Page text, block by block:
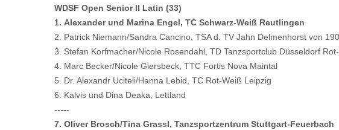
WDSF Open Senior II Latin (33)
1. Alexander und Marina Engel, TC Schwarz-Weiß Reutlingen
2. Patrick Niemann/Sandra Cancino, TSA d. TV Jahn Delmenhorst von
3. Stefan Korfmacher/Nicole Rosendahl, TD Tanzsportclub Düsseldorf
4. Marc Becker/Nicole Giersbeck, TTC Fortis Nova Maintal
5. Dr. Alexandr Uciteli/Hanna Lebid, TC Rot-Weiß Leipzig
6. Kalvis und Dina Deaka, Lettland
-----
7. Oliver Brosch/Tina Grassl, Tanzsportzentrum Stuttgart-Feuerbach